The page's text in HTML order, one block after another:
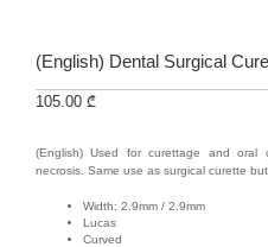
(English) Dental Surgical
105.00 ₾
(English) Used for curettage and oral
necrosis. Same use as surgical curette
Width: 2.9mm / 2.9mm
Lucas
Curved